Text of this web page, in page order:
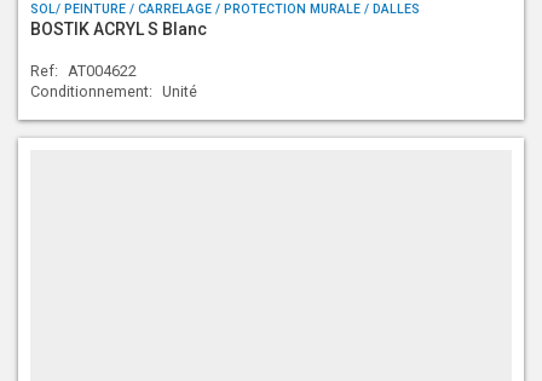
SOL/ PEINTURE / CARRELAGE / PROTECTION MURALE / DALLES
BOSTIK ACRYL S Blanc
Ref: AT004622
Conditionnement: Unité